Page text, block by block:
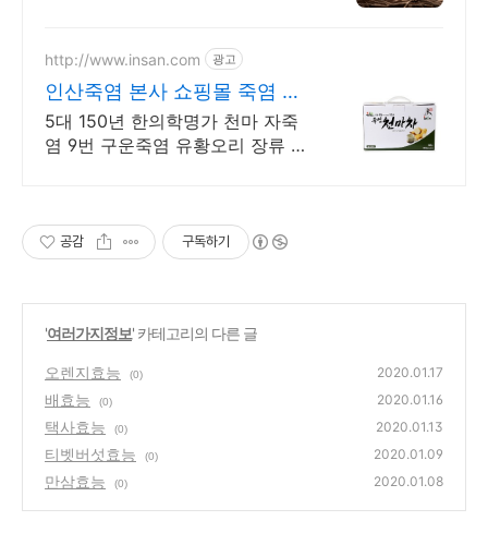
http://www.insan.com 광고
인산죽염 본사 쇼핑몰 죽염 천
마차 런칭 EVENT
5대 150년 한의학명가 천마 자죽
염 9번 구운죽염 유황오리 장류 밭
공감 구독하기
'여러가지정보' 카테고리의 다른 글
오렌지효능 (0) 2020.01.17
배효능 (0) 2020.01.16
택사효능 (0) 2020.01.13
티벳버섯효능 (0) 2020.01.09
만삼효능 (0) 2020.01.08